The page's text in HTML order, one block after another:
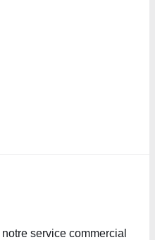
service commercial